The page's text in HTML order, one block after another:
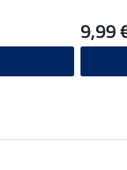
9,99